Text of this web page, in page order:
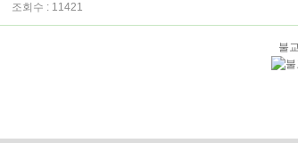
조회수 : 11421
불